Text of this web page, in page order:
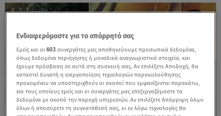
Ενδιαφερόμαστε για το απόρρητό σας
Εμείς και οι603 συνεργάτες μας αποθηκεύουμε προσωπικά δεδομένα,
όπως δεδομένα περιήγησης ή μοναδικά αναγνωριστικά στοιχεία, και
έχουμε πρόσβαση σε αυτά στη συσκευή σας. Αν επιλέξετε Αποδοχή, θα
καταστεί δυνατή η ενεργοποίηση τεχνολογιών παρακολούθησης
προκειμένου να υποστηριχθούν οι σκοποί που εμφανίζονται παρακάτω,
για τους οποίους εμείς και οι συνεργάτες μας επεξεργαζόμαστε τα
δεδομένα με σκοπό την παροχή υπηρεσιών. Αν επιλέξετε Απόρριψη όλων
όλων ή αποσύρετε τη συγκατάθεσή σας, οι εν λόγω τεχνολογίες θα